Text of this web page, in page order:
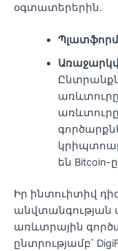
օգտատերերին.
առևտուրը
են Bitcoin-
Իր ինտուիտիվ
անվտանգության
առևտրային
ընտրությամբ՝